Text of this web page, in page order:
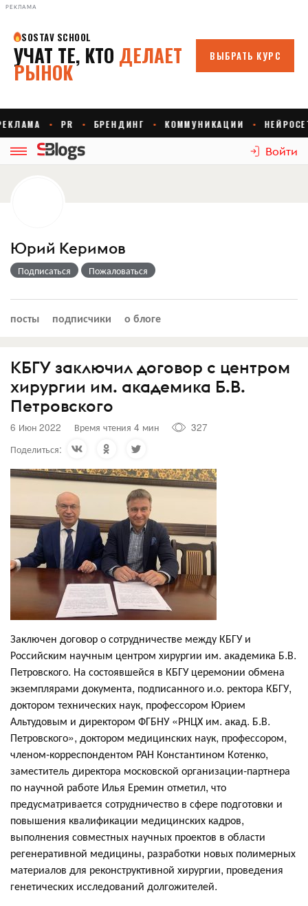
РЕКЛАМА
Войти
Юрий Керимов
Подписаться Пожаловаться
посты подписчики о блоге
КБГУ заключил договор с центром
хирургии им. академика Б.В.
Петровского
6 Июн 2022 Время чтения 4 мин
327
Поделиться:
Заключен договор о сотрудничестве между КБГУ и
Российским научным центром хирургии им. академика Б.В.
Петровского. На состоявшейся в КБГУ церемонии обмена
экземплярами документа, подписанного и.о. ректора КБГУ,
доктором технических наук, профессором Юрием
Альтудовым и директором ФГБНУ «РНЦХ им. акад. Б.В.
Петровского», доктором медицинских наук, профессором,
членом-корреспондентом РАН Константином Котенко,
заместитель директора московской организации-партнера
по научной работе Илья Еремин отметил, что
предусматривается сотрудничество в сфере подготовки и
повышения квалификации медицинских кадров,
выполнения совместных научных проектов в области
регенеративной медицины, разработки новых полимерных
материалов для реконструктивной хирургии, проведения
генетических исследований долгожителей.